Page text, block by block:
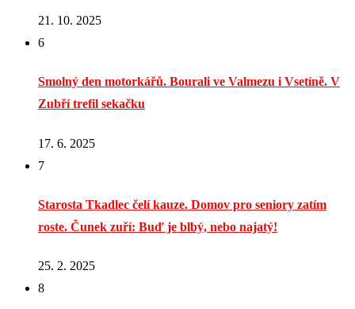
21. 10. 2025
6
Smolný den motorkářů. Bourali ve Valmezu i Vsetíně. V
Zubří trefil sekačku
17. 6. 2025
7
Starosta Tkadlec čelí kauze. Domov pro seniory zatím
roste. Čunek zuří: Buď je blbý, nebo najatý!
25. 2. 2025
8